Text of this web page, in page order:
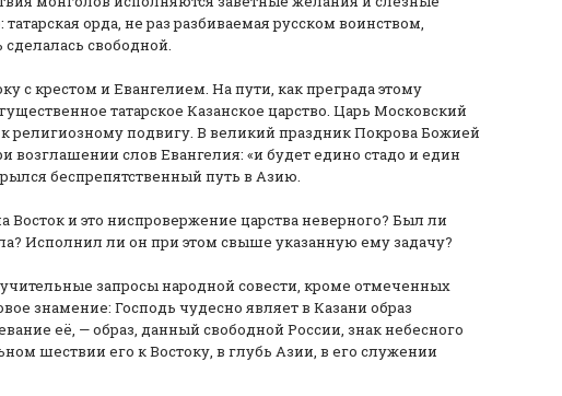
орда, не раз разбиваемая русском воинством,
свободной.
с крестом и Евангелием. На пути, как преграда этому
татарское Казанское царство. Царь Московский
религиозному подвигу. В великий праздник Покрова Божией
возглашении слов Евангелия: «и будет едино стадо и един
беспрепятственный путь в Азию.
и это ниспровержение царства неверного? Был ли
Исполнил ли он при этом свыше указанную ему задачу?
запросы народной совести, кроме отмеченных
знамение: Господь чудесно являет в Казани образ
её, — образ, данный свободной России, знак небесного
шествии его к Востоку, в глубь Азии, в его служении